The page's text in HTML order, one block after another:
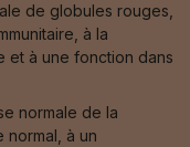
de globules rouges,
à la
et à une fonction dans
normale de la
normal, à un